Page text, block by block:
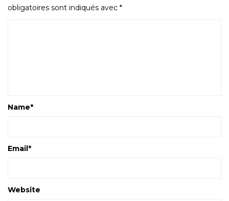
obligatoires sont indiqués avec *
Name*
Email*
Website